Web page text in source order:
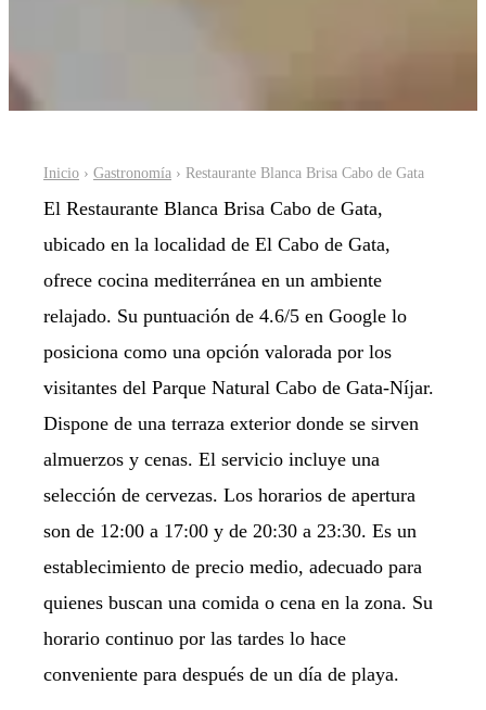
Inicio › Gastronomía › Restaurante Blanca Brisa Cabo de Gata
El Restaurante Blanca Brisa Cabo de Gata,
ubicado en la localidad de El Cabo de Gata,
ofrece cocina mediterránea en un ambiente
relajado. Su puntuación de 4.6/5 en Google lo
posiciona como una opción valorada por los
visitantes del Parque Natural Cabo de Gata-Níjar.
Dispone de una terraza exterior donde se sirven
almuerzos y cenas. El servicio incluye una
selección de cervezas. Los horarios de apertura
son de 12:00 a 17:00 y de 20:30 a 23:30. Es un
establecimiento de precio medio, adecuado para
quienes buscan una comida o cena en la zona. Su
horario continuo por las tardes lo hace
conveniente para después de un día de playa.